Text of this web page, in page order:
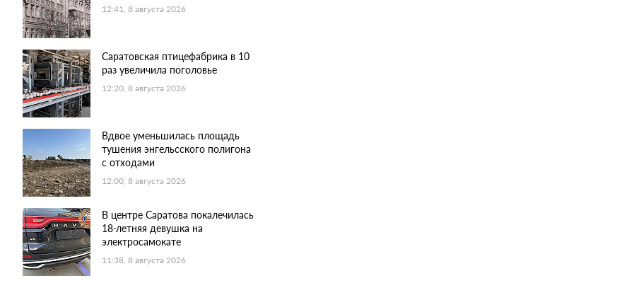
12:41, 8 августа 2026
Саратовская птицефабрика в 10
раз увеличила поголовье
12:20, 8 августа 2026
Вдвое уменьшилась площадь
тушения энгельсского полигона
с отходами
12:00, 8 августа 2026
В центре Саратова покалечилась
18-летняя девушка на
электросамокате
11:38, 8 августа 2026